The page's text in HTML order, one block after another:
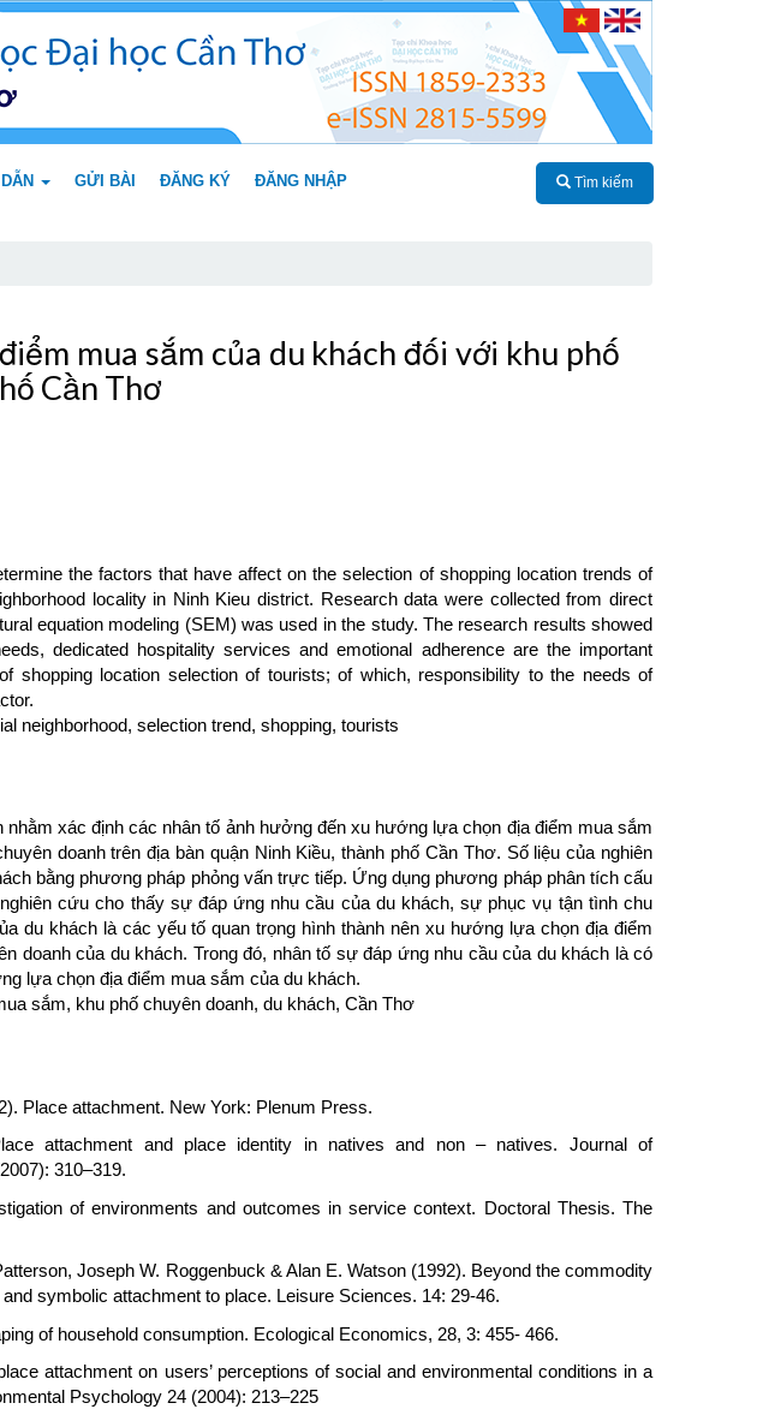
GỬI BÀI ĐĂNG KÝ ĐĂNG NHẬP Tìm kiếm
mua sắm của du khách đối với khu phố
Cần Thơ
the factors that have affect on the selection of shopping location trends of
locality in Ninh Kieu district. Research data were collected from direct
equation modeling (SEM) was used in the study. The research results showed
dedicated hospitality services and emotional adherence are the important
shopping location selection of tourists; of which, responsibility to the needs of
neighborhood, selection trend, shopping, tourists
xác định các nhân tố ảnh hưởng đến xu hướng lựa chọn địa điểm mua sắm
doanh trên địa bàn quận Ninh Kiều, thành phố Cần Thơ. Số liệu của nghiên
bằng phương pháp phỏng vấn trực tiếp. Ứng dụng phương pháp phân tích cấu
cứu cho thấy sự đáp ứng nhu cầu của du khách, sự phục vụ tận tình chu
du khách là các yếu tố quan trọng hình thành nên xu hướng lựa chọn địa điểm
doanh của du khách. Trong đó, nhân tố sự đáp ứng nhu cầu của du khách là có
lựa chọn địa điểm mua sắm của du khách.
sắm, khu phố chuyên doanh, du khách, Cần Thơ
Place attachment. New York: Plenum Press.
attachment and place identity in natives and non – natives. Journal of
310–319.
of environments and outcomes in service context. Doctoral Thesis. The
Joseph W. Roggenbuck & Alan E. Watson (1992). Beyond the commodity
symbolic attachment to place. Leisure Sciences. 14: 29-46.
of household consumption. Ecological Economics, 28, 3: 455- 466.
attachment on users’ perceptions of social and environmental conditions in a
Psychology 24 (2004): 213–225